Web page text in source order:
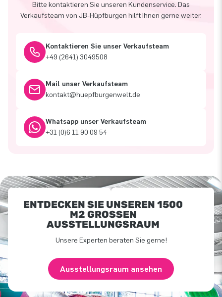
Bitte kontaktieren Sie unseren Kundenservice. Das
Verkaufsteam von JB-Hüpfburgen hilft Ihnen gerne weiter.
Kontaktieren Sie unser Verkaufsteam
+49 (2641) 3049508
Mail unser Verkaufsteam
kontakt@huepfburgenwelt.de
Whatsapp unser Verkaufsteam
+31 (0)6 11 90 09 54
ENTDECKEN SIE UNSEREN 1500
M2 GROSSEN A
USSTELLUNGSRAUM
Unsere Experten beraten Sie gerne!
Ausstellungsraum ansehen